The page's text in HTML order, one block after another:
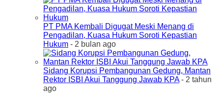
PT PMA Kembali Digugat Meski Menang di
Pengadilan, Kuasa Hukum Soroti Kepastian
Hukum - 2 bulan ago
Sidang Korupsi Pembangunan Gedung, Mantan
Rektor ISBI Akui Tanggung Jawab KPA- 2 tahun
ago